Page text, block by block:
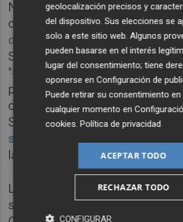
No en vano, solo un día antes
carteles en Murciacon el
diputados murcianos de
Sumar), señalados bajo la
"#TraioresDeEspaña". Todo ello
precisamente los días en que se
celebrando la sesión de
Sánchez.La primera jornada de
saldó este jueves
y este
la votación.
Las fotografías de los tres
socialistas de la Región en el
geolocalización precisos y
del dispositivo. Sus elecciones se
solo a este sitio web. Algunos
pueden basarse en el interés
lugar del consentimiento; tiene
oponerse enConfiguración de
Puede retirar su consentimiento en
cualquier momento en
cookies .Política de privacidad
ACEPTAR TODO
RECHAZAR TODO
CONFIGURAR